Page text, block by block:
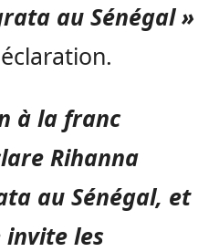
au Sénégal »
à la franc
Rihanna
au Sénégal, et
invite les